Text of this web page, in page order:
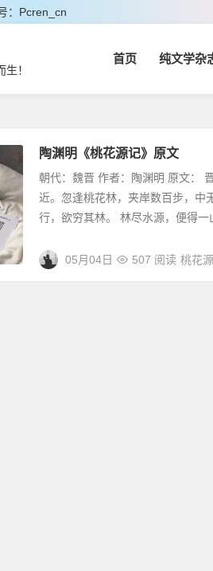
：pcren_cn
！
首页 纯文学杂
陶渊明《桃花源记》原文
朝代：魏晋 作者：陶渊明 原文：
近。忽逢桃花林，夹岸数百步，中
行，欲穷其林。 林尽水源，便得一
05月04日 507 阅读 桃花